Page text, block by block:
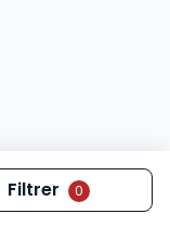
Filtrer 0